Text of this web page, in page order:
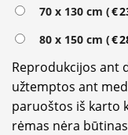
70 x 130 cm (€
80 x 150 cm (€
Reprodukcijos ant
užtemptos ant
paruoštos iš karto
rėmas nėra